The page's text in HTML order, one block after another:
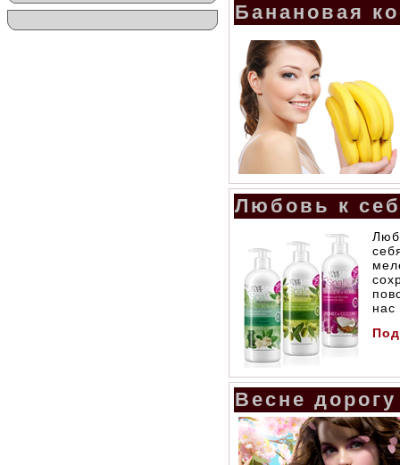
Банановая
Любовь к
нас
Весне дорогу